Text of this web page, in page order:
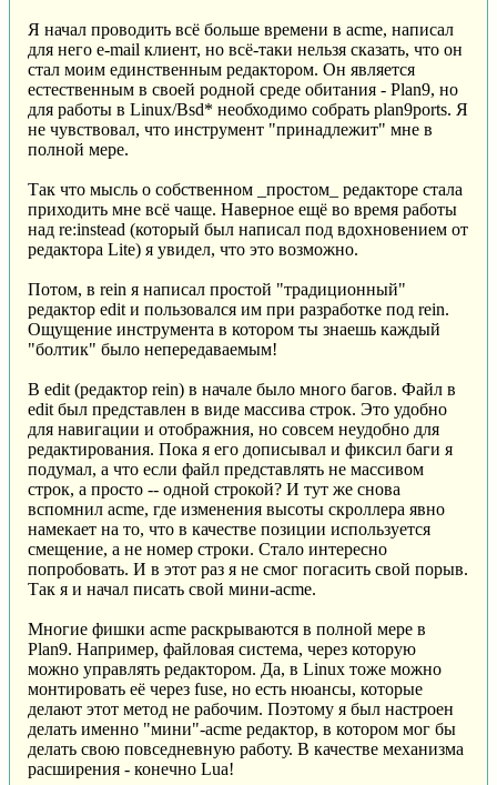
Я начал проводить всё больше времени в acme, написал
для него e-mail клиент, но всё-таки нельзя сказать, что он
стал моим единственным редактором. Он является
естественным в своей родной среде обитания - Plan9, но
для работы в Linux/Bsd* необходимо собрать plan9ports. Я
не чувствовал, что инструмент "принадлежит" мне в
полной мере.
Так что мысль о собственном _простом_ редакторе стала
приходить мне всё чаще. Наверное ещё во время работы
над re:instead (который был написал под вдохновением от
редактора Lite) я увидел, что это возможно.
Потом, в rein я написал простой "традиционный"
редактор edit и пользовался им при разработке под rein.
Ощущение инструмента в котором ты знаешь каждый
"болтик" было непередаваемым!
В edit (редактор rein) в начале было много багов. Файл в
edit был представлен в виде массива строк. Это удобно
для навигации и отображния, но совсем неудобно для
редактирования. Пока я его дописывал и фиксил баги я
подумал, а что если файл представлять не массивом
строк, а просто -- одной строкой? И тут же снова
вспомнил acme, где изменения высоты скроллера явно
намекает на то, что в качестве позиции используется
смещение, а не номер строки. Стало интересно
попробовать. И в этот раз я не смог погасить свой порыв.
Так я и начал писать свой мини-acme.
Многие фишки acme раскрываются в полной мере в
Plan9. Например, файловая система, через которую
можно управлять редактором. Да, в Linux тоже можно
монтировать её через fuse, но есть нюансы, которые
делают этот метод не рабочим. Поэтому я был настроен
делать именно "мини"-acme редактор, в котором мог бы
делать свою повседневную работу. В качестве механизма
расширения - конечно Lua!